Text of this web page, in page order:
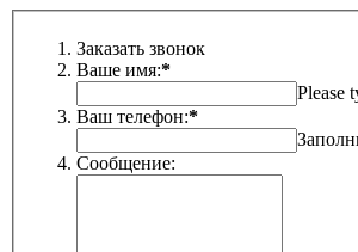
Заказать звонок
Ваше имя:*
Please
Ваш телефон:*
Сообщение: